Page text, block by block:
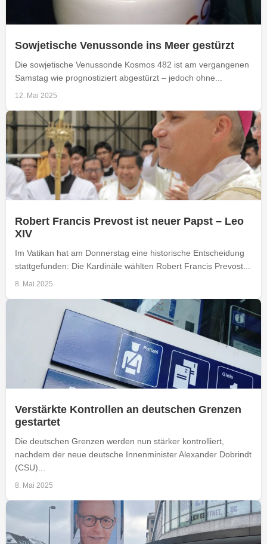
Sowjetische Venussonde ins Meer gestürzt
Die sowjetische Venussonde Kosmos 482 ist am vergangenen
Samstag wie prognostiziert abgestürzt – jedoch ohne...
12. Mai 2025
Robert Francis Prevost ist neuer Papst – Leo
XIV
Im Vatikan hat am Donnerstag eine historische Entscheidung
stattgefunden: Die Kardinäle wählten Robert Francis Prevost...
8. Mai 2025
Verstärkte Kontrollen an deutschen Grenzen
gestartet
Die deutschen Grenzen werden nun stärker kontrolliert,
nachdem der neue deutsche Innenminister Alexander Dobrindt
(CSU)...
8. Mai 2025